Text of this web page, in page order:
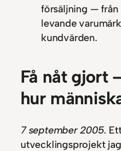
försäljning — från
levande
kundvärden.
Få nåt gjort
hur
7 september 2005.
utvecklingsprojekt